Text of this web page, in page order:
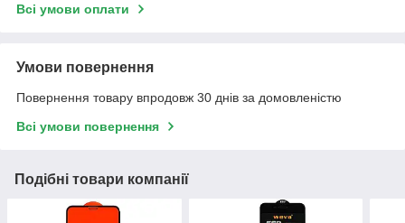
Всі умови оплати
Умови повернення
Повернення товару впродовж 30 днів за домовленістю
Всі умови повернення
Подібні товари компанії